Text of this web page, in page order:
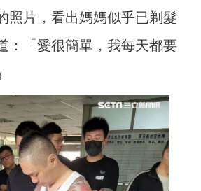
照片，看出媽媽似乎已剃髮
：「愛很簡單，我每天都要